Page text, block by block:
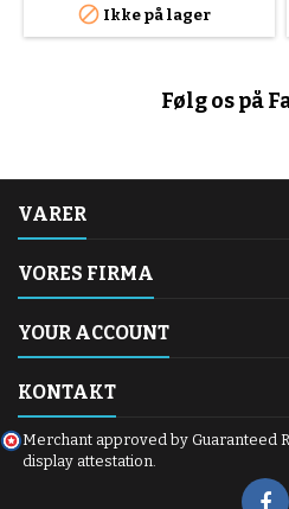
 Ikke på lager
Følg os på
VARER
VORES FIRMA
YOUR ACCOUNT
KONTAKT
Merchant approved by Guaranteed
display attestation